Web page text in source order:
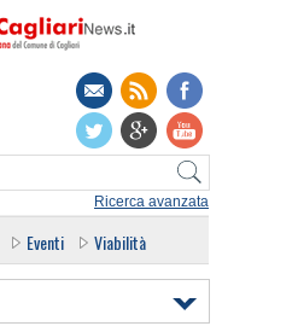
Ricerca avanzata
Eventi Viabilità